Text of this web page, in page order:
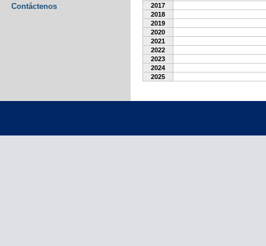
Contáctenos
2017
2018
2019
2020
2021
2022
2023
2024
2025